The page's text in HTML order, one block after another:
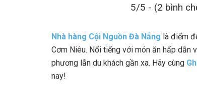
5/5 - (2 bình
Nhà hàng Cội Nguồn Đà Nẵng là điểm
Cơm Niêu. Nổi tiếng với món ăn hấp dẫn
phương lẫn du khách gần xa. Hãy cùng
nay!